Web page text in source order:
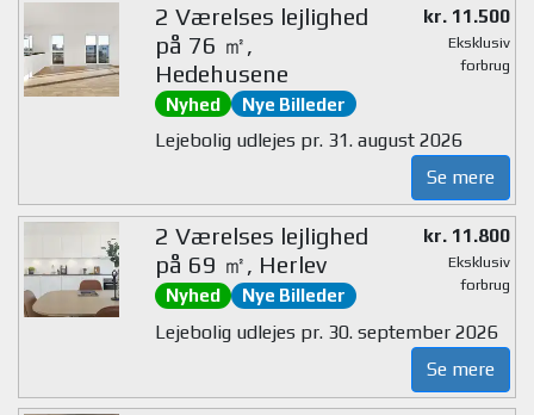
2 Værelses lejlighed
på 76 ㎡,
Hedehusene
Nyhed Nye Billeder
kr. 11.500
Eksklusiv
forbrug
Lejebolig udlejes pr. 31. august 2026
Se mere
2 Værelses lejlighed
på 69 ㎡, Herlev
Nyhed Nye Billeder
kr. 11.800
Eksklusiv
forbrug
Lejebolig udlejes pr. 30. september 2026
Se mere